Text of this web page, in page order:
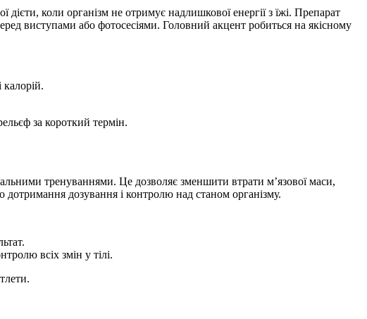
коли організм не отримує надлишкової енергії з їжі. Препарат
виступами або фотосесіями. Головний акцент робиться на якісному
за короткий термін.
тренуваннями. Це дозволяє зменшити втрати м’язової маси,
дотримання дозування і контролю над станом організму.
всіх змін у тілі.